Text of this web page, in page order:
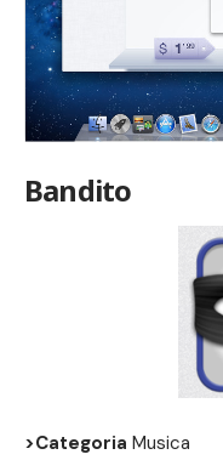
Bandito
>Categoria Musica